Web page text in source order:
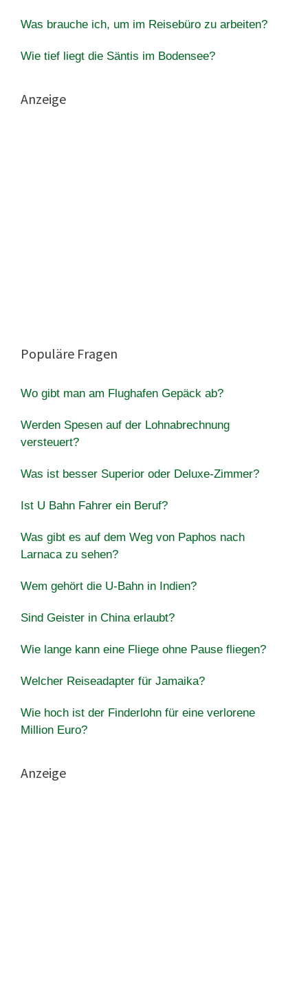
Was brauche ich, um im Reisebüro zu arbeiten?
Wie tief liegt die Säntis im Bodensee?
Anzeige
Populäre Fragen
Wo gibt man am Flughafen Gepäck ab?
Werden Spesen auf der Lohnabrechnung
versteuert?
Was ist besser Superior oder Deluxe-Zimmer?
Ist U Bahn Fahrer ein Beruf?
Was gibt es auf dem Weg von Paphos nach
Larnaca zu sehen?
Wem gehört die U-Bahn in Indien?
Sind Geister in China erlaubt?
Wie lange kann eine Fliege ohne Pause fliegen?
Welcher Reiseadapter für Jamaika?
Wie hoch ist der Finderlohn für eine verlorene
Million Euro?
Anzeige